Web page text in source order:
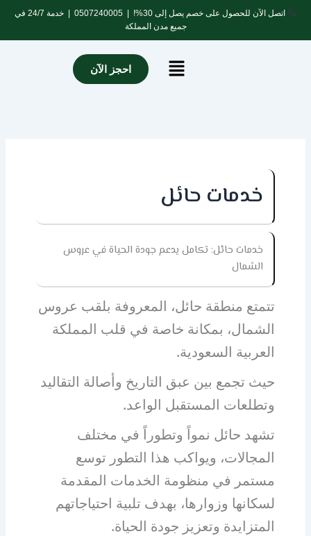
تخطي
المحتوى
اتصل الآن للحصول على خصم يصل إلى 30%! | 0507240005
| خدمة 24/7 في
جميع مدن المملكة
Menu احجز الآن
خدمات حائل
خدمات حائل: تكامل يدعم جودة الحياة في عروس
الشمال
تتمتع منطقة حائل، المعروفة بلقب عروس
الشمال، بمكانة خاصة في قلب المملكة
العربية السعودية.
حيث تجمع بين عبق التاريخ وأصالة التقاليد
وتطلعات المستقبل الواعد.
تشهد حائل نمواً وتطوراً في مختلف
المجالات، ويواكب هذا التطور توسع
مستمر في منظومة الخدمات المقدمة
لسكانها وزوارها، بهدف تلبية احتياجاتهم
المتزايدة وتعزيز جودة الحياة.